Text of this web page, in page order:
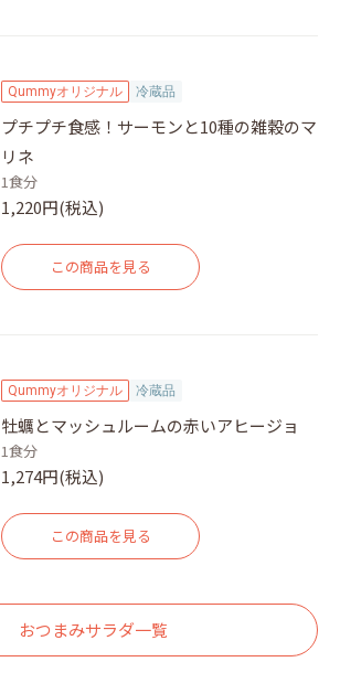
Qummyオリジナル 冷蔵品
プチプチ食感！サーモンと10種の雑穀のマ
リネ
1食分
1,220円(税込)
この商品を見る
Qummyオリジナル 冷蔵品
牡蠣とマッシュルームの赤いアヒージョ
1食分
1,274円(税込)
この商品を見る
おつまみサラダ一覧